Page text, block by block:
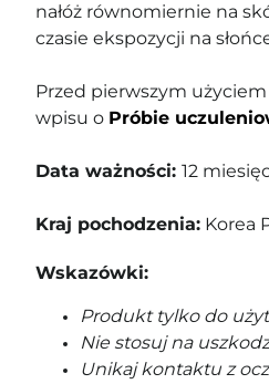
nałóż równomiernie na
czasie ekspozycji na
Przed pierwszym
wpisu o Próbie
Data ważności: 12
Kraj pochodzenia: Korea
Wskazówki:
Produkt tylko do
Nie stosuj na
Unikaj kontaktu z